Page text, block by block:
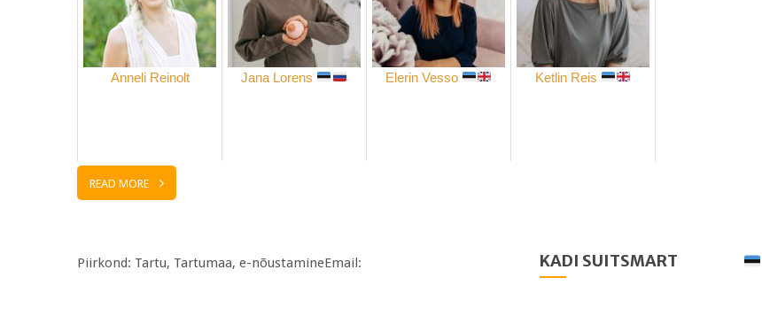
Anneli Reinolt Jana Lorens Elerin Vesso Ketlin Reis
READ MORE
KADI SUITSMART
Piirkond: Tartu, Tartumaa, e-nõustamineEmail: